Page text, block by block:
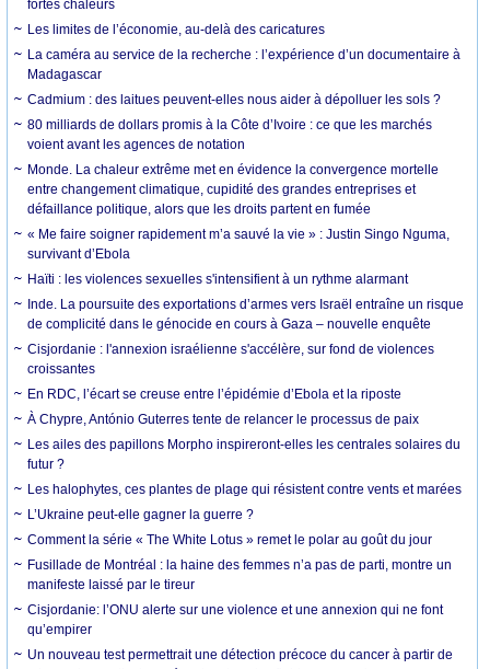
fortes chaleurs
Les limites de l’économie, au-delà des caricatures
La caméra au service de la recherche : l’expérience d’un documentaire à
Madagascar
Cadmium : des laitues peuvent-elles nous aider à dépolluer les sols ?
80 milliards de dollars promis à la Côte d’Ivoire : ce que les marchés
voient avant les agences de notation
Monde. La chaleur extrême met en évidence la convergence mortelle
entre changement climatique, cupidité des grandes entreprises et
défaillance politique, alors que les droits partent en fumée
« Me faire soigner rapidement m’a sauvé la vie » : Justin Singo Nguma,
survivant d’Ebola
Haïti : les violences sexuelles s'intensifient à un rythme alarmant
Inde. La poursuite des exportations d’armes vers Israël entraîne un risque
de complicité dans le génocide en cours à Gaza – nouvelle enquête
Cisjordanie : l'annexion israélienne s'accélère, sur fond de violences
croissantes
En RDC, l’écart se creuse entre l’épidémie d’Ebola et la riposte
À Chypre, António Guterres tente de relancer le processus de paix
Les ailes des papillons Morpho inspireront-elles les centrales solaires du
futur ?
Les halophytes, ces plantes de plage qui résistent contre vents et marées
L’Ukraine peut-elle gagner la guerre ?
Comment la série « The White Lotus » remet le polar au goût du jour
Fusillade de Montréal : la haine des femmes n’a pas de parti, montre un
manifeste laissé par le tireur
Cisjordanie: l’ONU alerte sur une violence et une annexion qui ne font
qu’empirer
Un nouveau test permettrait une détection précoce du cancer à partir de